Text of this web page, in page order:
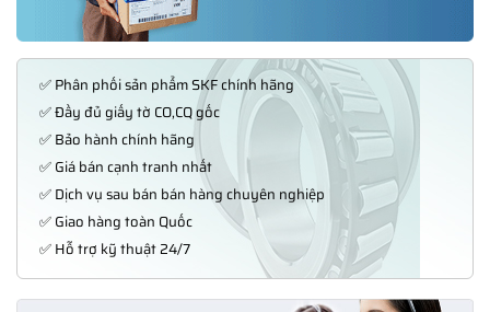
✅ Phân phối sản phẩm SKF chính hãng
✅ Đầy đủ giấy tờ CO,CQ gốc
✅ Bảo hành chính hãng
✅ Giá bán cạnh tranh nhất
✅ Dịch vụ sau bán bán hàng chuyên nghiệp
✅ Giao hàng toàn Quốc
✅ Hỗ trợ kỹ thuật 24/7